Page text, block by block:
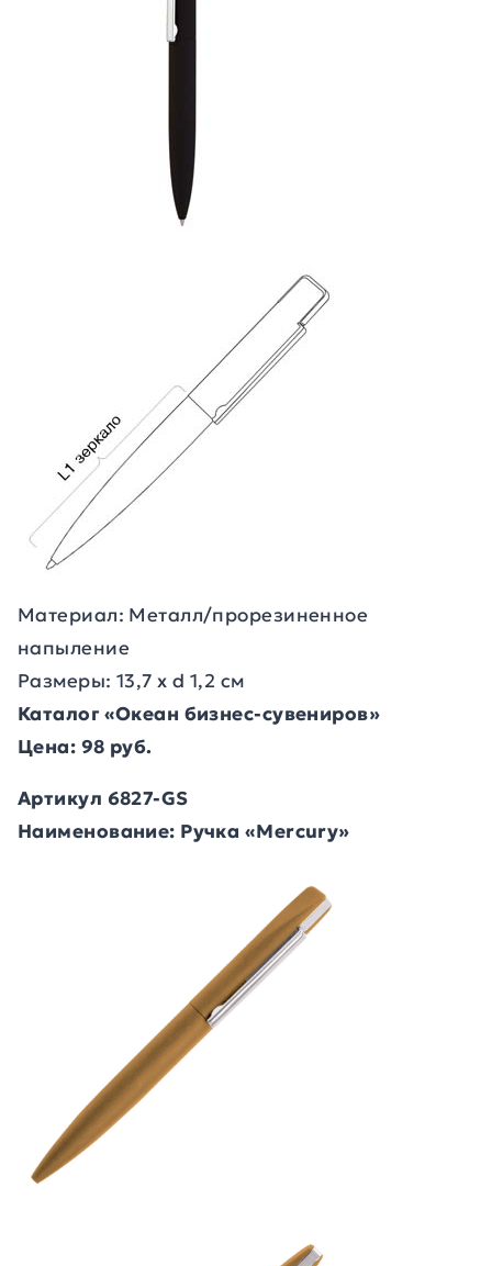
Материал: Металл/прорезиненное
напыление
Размеры: 13,7 х d 1,2 см
Каталог «Океан бизнес-сувениров»
Цена: 98 руб.
Артикул 6827-GS
Наименование: Ручка «Mercury»